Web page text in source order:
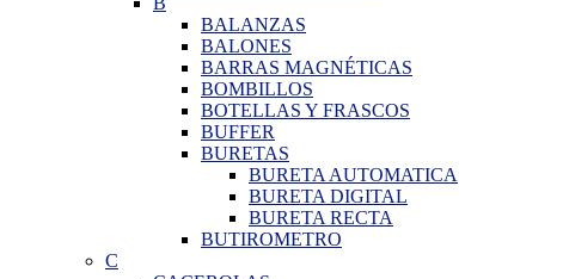
BALANZAS
BALONES
BARRAS MAGNÉTICAS
BOMBILLOS
BOTELLAS Y FRASCOS
BUFFER
BURETAS
BURETA AUTOMATICA
BURETA DIGITAL
BURETA RECTA
BUTIROMETRO
C